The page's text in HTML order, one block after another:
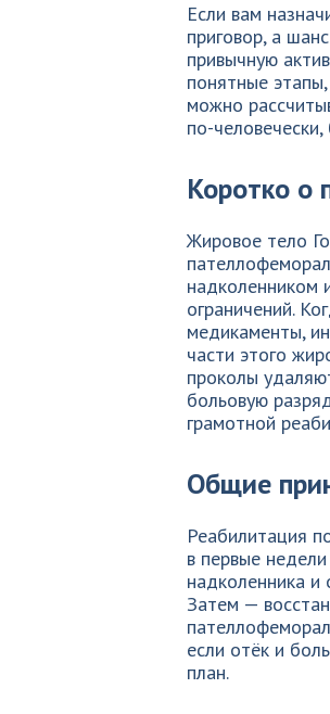
Если вам
приговор, а
привычную
понятные
можно
по-
Коротко о
Жировое тело
надколенником
ограничений.
медикаменты,
части этого
проколы
больовую
грамотной
Общие
Реабилитация
в первые
надколенника и
Затем —
если отёк и
план.